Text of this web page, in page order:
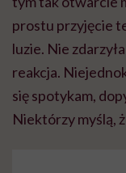
prostu przyjęcie
luzie. Nie
reakcja.
się spotykam,
Niektórzy myślą,